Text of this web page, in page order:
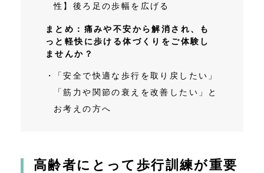
性】後ろ足の歩幅を広げる
まとめ：痛みや不安から解消され、も
っと軽快に歩ける体づくりをご体験し
ませんか？
「安全で快適な歩行を取り戻したい」
「筋力や関節の衰えを改善したい」と
お考えの方へ
高齢者にとって歩行訓練が重要